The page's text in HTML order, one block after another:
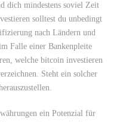
dich mindestens soviel Zeit
solltest du unbedingt
nach Ländern und
Falle einer Bankenpleite
welche bitcoin investieren
Steht ein solcher
ein Potenzial für